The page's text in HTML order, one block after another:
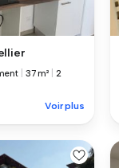
37 m²
2
Voir plus